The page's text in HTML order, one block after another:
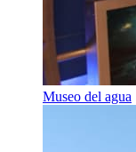
Museo del agua